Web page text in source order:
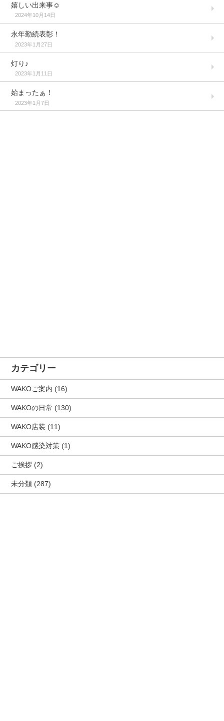
嬉しい出来事☺️
2024年10月14日
永年勤続表彰！
2023年1月27日
灯り♪
2023年1月11日
始まったぁ！
2023年1月7日
カテゴリー
WAKOご案内 (16)
WAKOの日常 (130)
WAKO店装 (11)
WAKO感染対策 (1)
ご挨拶 (2)
未分類 (287)